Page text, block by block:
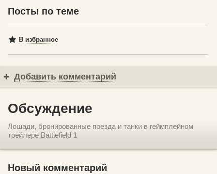
Посты по теме
В избранное
Добавить комментарий
Обсуждение
Лошади, бронированные поезда и танки в геймплейном
трейлере Battlefield 1
Новый комментарий